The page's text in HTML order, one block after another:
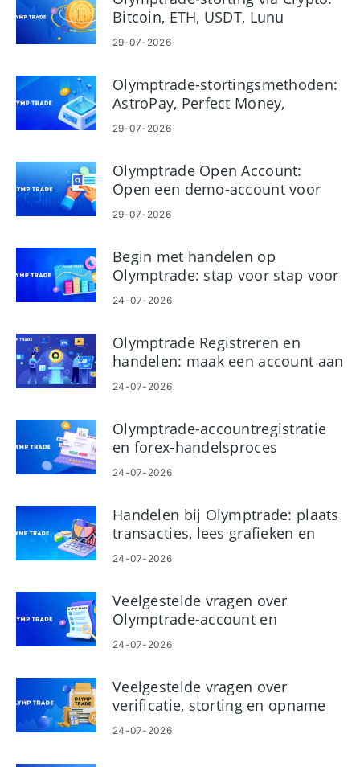
Bitcoin, ETH, USDT, Lunu
29-07-2026
Olymptrade-stortingsmethoden:
AstroPay, Perfect Money,
Neteller, Skrill
29-07-2026
Olymptrade Open Account:
Open een demo-account voor
oefenhandel
29-07-2026
Begin met handelen op
Olymptrade: stap voor stap voor
beginners
24-07-2026
Olymptrade Registreren en
handelen: maak een account aan
en begin met handelen
24-07-2026
Olymptrade-accountregistratie
en forex-handelsproces
24-07-2026
Handelen bij Olymptrade: plaats
transacties, lees grafieken en
beheer risico's
24-07-2026
Veelgestelde vragen over
Olymptrade-account en
handelsplatform - Toegang en
24-07-2026
Veelgestelde vragen over
verificatie, storting en opname
van Olymptrade
24-07-2026